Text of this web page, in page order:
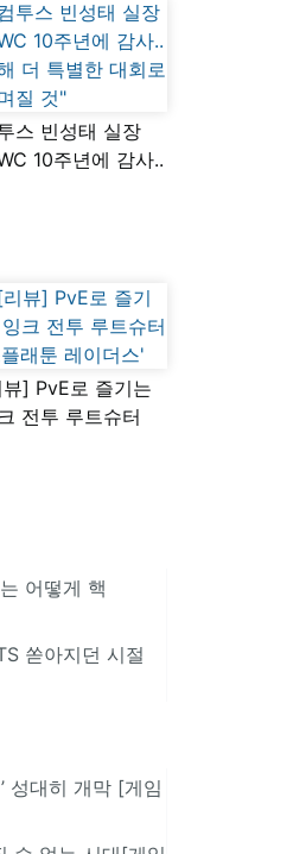
스 빈성태 실장
10주년에 감사..
] PvE로 즐기는
전투 루트슈터
어떻게 핵
쏟아지던 시절
성대히 개막 [게임